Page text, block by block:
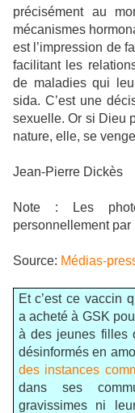
précisément au
mécanismes
est l’impression de
facilitant les
de maladies qui
sida. C’est une
sexuelle. Or si Dieu
nature, elle, se
Jean-Pierre Dickès
Note : Les
personnellement
Source: Médias-
Et c’est ce vaccin
a acheté à GSK
à des jeunes filles
désinformés en
des instances
dans ses
gravissimes ni